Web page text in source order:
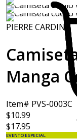
PIERRE CARDIN
Manga
Item# PVS-0003C
$10.99
$17.95
EVENTO ESPECIAL